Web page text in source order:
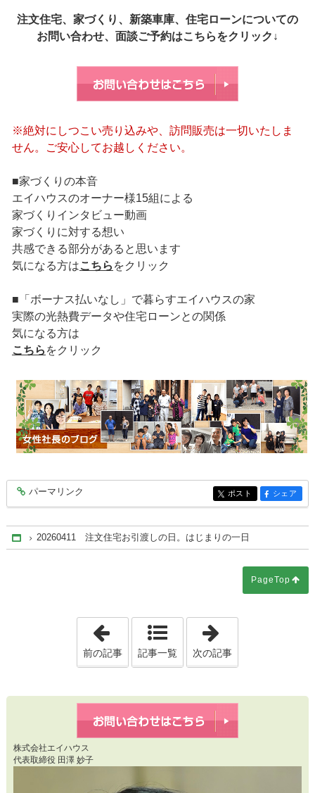
注文住宅、家づくり、新築車庫、住宅ローンについての
お問い合わせ、面談ご予約はこちらをクリック↓
※絶対にしつこい売り込みや、訪問販売は一切いたしま
せん。ご安心してお越しください。
■家づくりの本音
エイハウスのオーナー様15組による
家づくりインタビュー動画
家づくりに対する想い
共感できる部分があると思います
気になる方はこちら をクリック
■「ボーナス払いなし」で暮らすエイハウスの家
実際の光熱費データや住宅ローンとの関係
気になる方は
こちら をクリック
entry10431
パーマリンク entry10431
ポスト entry10431
シェア
Home
20260411 注文住宅お引渡しの日。はじまりの一日
PageTop
「20260410 フラット35Sで総支払利
前の記事 記事一覧 次の記事
株式会社エイハウス
代表取締役 田澤 妙子